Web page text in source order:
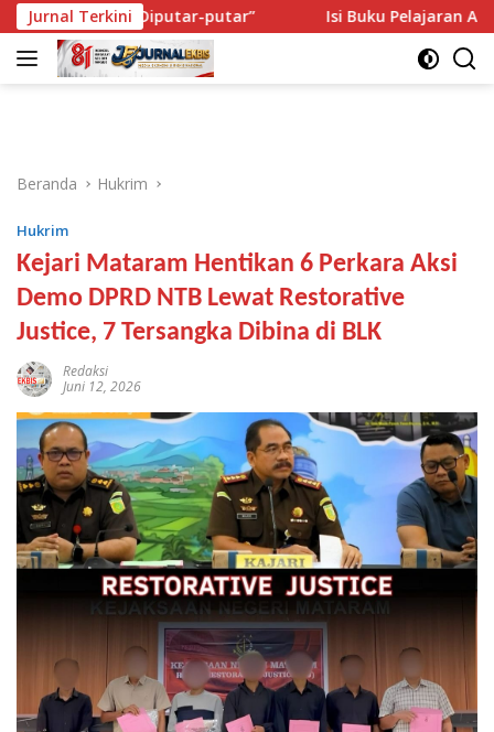
Langsung
ke
konten
Jurnal Terkini
Diputar-putar” Isi Buku Pelajaran Akan Dirombak,
Beranda Hukrim
Hukrim
Kejari Mataram Hentikan 6 Perkara Aksi
Demo DPRD NTB Lewat Restorative
Justice, 7 Tersangka Dibina di BLK
Redaksi
Juni 12, 2026